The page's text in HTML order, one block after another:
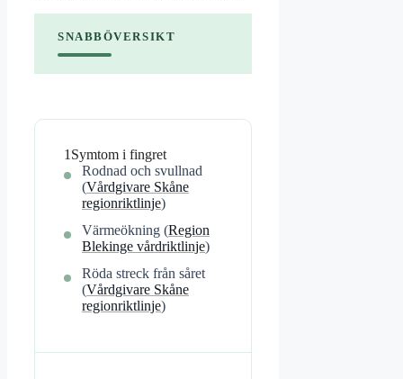
SNABBÖVERSIKT
1 Symtom i fingret
Rodnad och svullnad
(Vårdgivare Skåne
regionriktlinje)
Värmeökning (Region
Blekinge vårdriktlinje)
Röda streck från såret
(Vårdgivare Skåne
regionriktlinje)